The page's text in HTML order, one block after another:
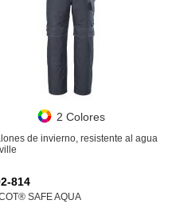
2 Colores
de invierno, resistente al agua
814
SAFE AQUA